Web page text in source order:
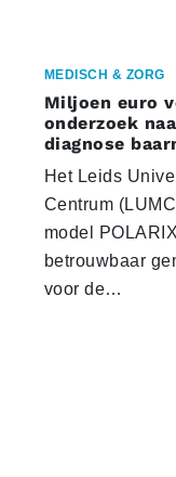
MEDISCH & ZORG
Miljoen euro
onderzoek
diagnose
Het Leids
Centrum
model
betrouwbaar
voor de…